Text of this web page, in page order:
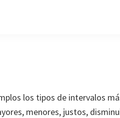
los tipos de intervalos
menores, justos,